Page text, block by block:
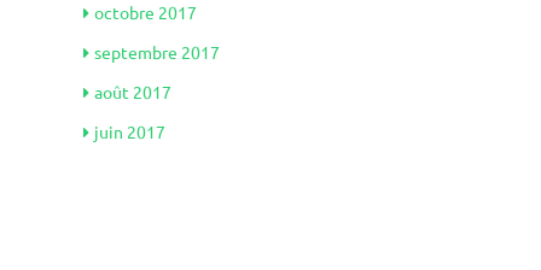
octobre 2017
septembre 2017
août 2017
juin 2017